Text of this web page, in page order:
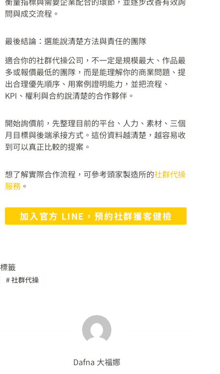
問與成交流程。
最後結論：選能說清楚方法與責任的團隊
適合你的社群代操公司，不一定是規模最大、作品最
多或報價最低的團隊，而是能理解你的商業問題、提
出合理優先順序、用案例證明能力，並把流程、
KPI、權利與合約說清楚的合作夥伴。
開始詢價前，先整理目前的平台、人力、素材、三個
月目標與後端承接方式。這份資料越清楚，越容易收
到可以真正比較的提案。
想了解實際合作流程，可參考頭家製造所的社群代操
服務 。
加入官方 LINE，預約社群獲客健檢
標籤
#社群代操
Dafna 大福娜